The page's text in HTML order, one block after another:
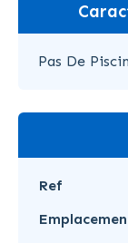
Pas De
Ref